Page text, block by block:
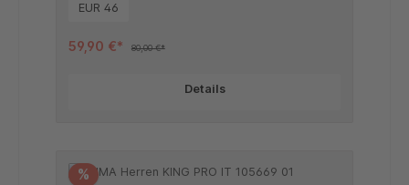
EUR 46
59,90 €* 80,00 €*
Details
%